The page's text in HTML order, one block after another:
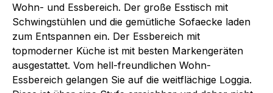
Wohn- und Essbereich. Der große Esstisch mit
Schwingstühlen und die gemütliche Sofaecke laden
zum Entspannen ein. Der Essbereich mit
topmoderner Küche ist mit besten Markengeräten
ausgestattet. Vom hell-freundlichen Wohn-
Essbereich gelangen Sie auf die weitflächige Loggia.